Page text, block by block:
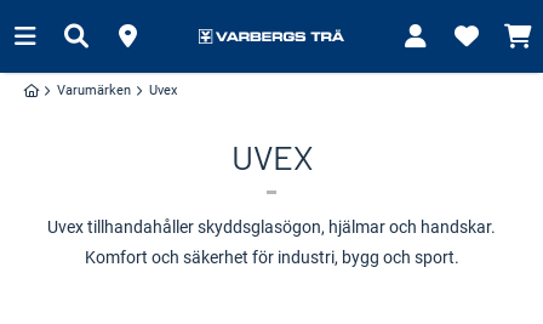
Varumärken Uvex
UVEX
Uvex tillhandahåller skyddsglasögon, hjälmar och handskar.
Komfort och säkerhet för industri, bygg och sport.